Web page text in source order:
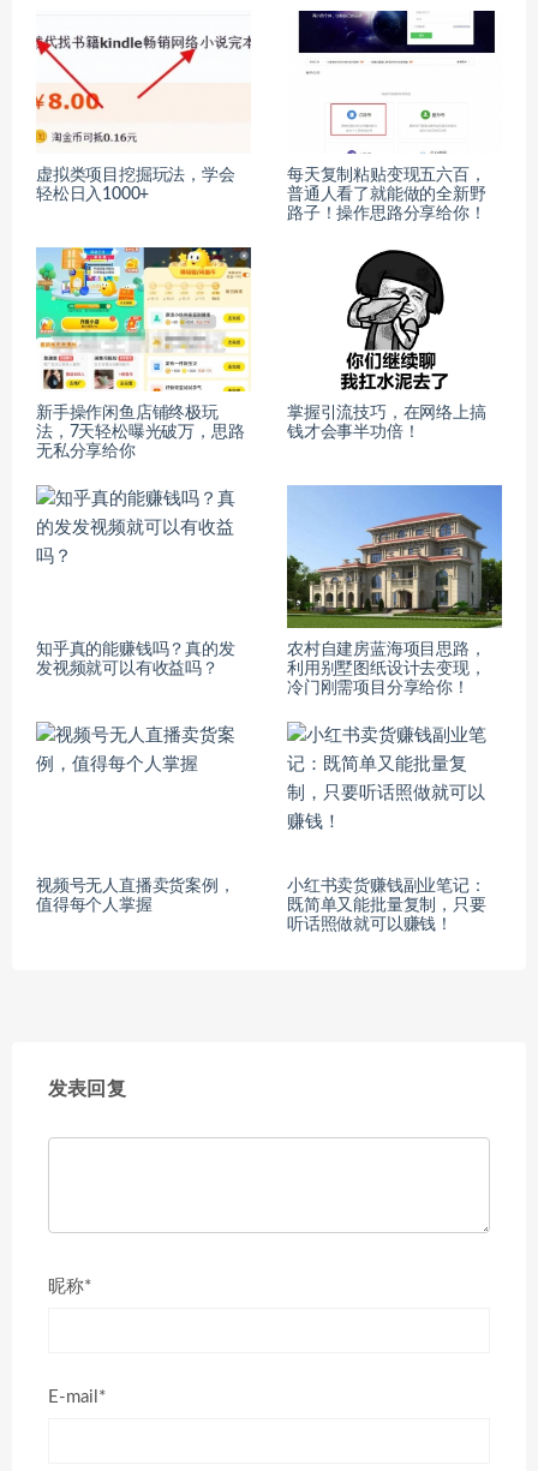
虚拟类项目挖掘玩法，学会
轻松日入1000+
每天复制粘贴变现五六百，
普通人看了就能做的全新野
路子！操作思路分享给你！
新手操作闲鱼店铺终极玩
法，7天轻松曝光破万，思路
无私分享给你
掌握引流技巧，在网络上搞
钱才会事半功倍！
知乎真的能赚钱吗？真的发
发视频就可以有收益吗？
农村自建房蓝海项目思路，
利用别墅图纸设计去变现，
冷门刚需项目分享给你！
视频号无人直播卖货案例，
值得每个人掌握
小红书卖货赚钱副业笔记：
既简单又能批量复制，只要
听话照做就可以赚钱！
发表回复
昵称*
E-mail*